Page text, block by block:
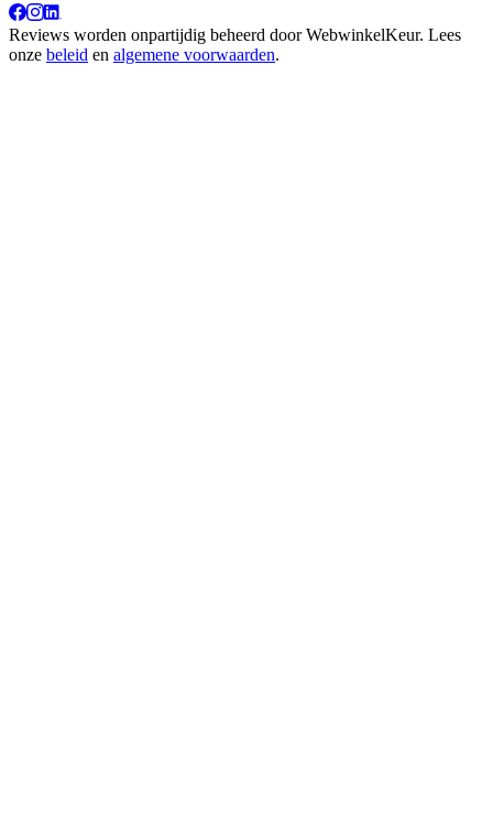
Reviews worden onpartijdig beheerd doorWebwinkelKeur. Lees
onze beleid en algemene voorwaarden.